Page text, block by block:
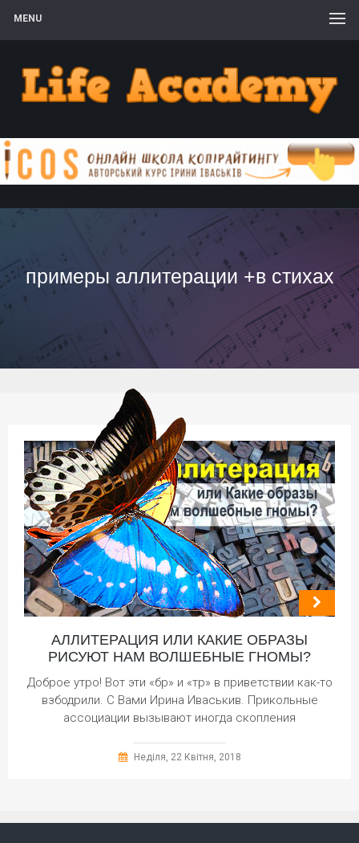
MENU
примеры аллитерации +в стихах
АЛЛИТЕРАЦИЯ ИЛИ КАКИЕ ОБРАЗЫ
РИСУЮТ НАМ ВОЛШЕБНЫЕ ГНОМЫ?
Доброе утро! Вот эти «бр» и «тр» в приветствии как-то
взбодрили. С Вами Ирина Иваськив. Прикольные
ассоциации вызывают иногда скопления
Неділя, 22 Квітня, 2018